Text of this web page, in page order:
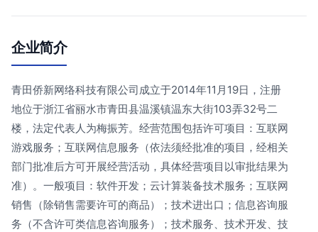
企业简介
青田侨新网络科技有限公司成立于2014年11月19日，注册
地位于浙江省丽水市青田县温溪镇温东大街103弄32号二
楼，法定代表人为梅振芳。经营范围包括许可项目：互联网
游戏服务；互联网信息服务（依法须经批准的项目，经相关
部门批准后方可开展经营活动，具体经营项目以审批结果为
准）。一般项目：软件开发；云计算装备技术服务；互联网
销售（除销售需要许可的商品）；技术进出口；信息咨询服
务（不含许可类信息咨询服务）；技术服务、技术开发、技